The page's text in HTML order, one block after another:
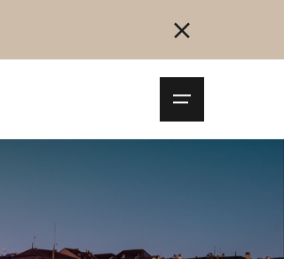
Démarrez maintenant